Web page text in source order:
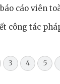
cáo viên
công tác
3 4 5